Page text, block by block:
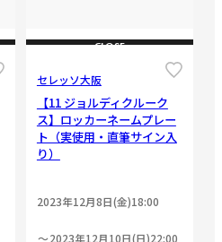
CLOSE
セレッソ大阪
【11 ジョルディクルーク
ス】ロッカーネームプレー
ト（実使用・直筆サイン入
り）
2023年12月8日(金)18:00
2023年12月10日(日)22:00